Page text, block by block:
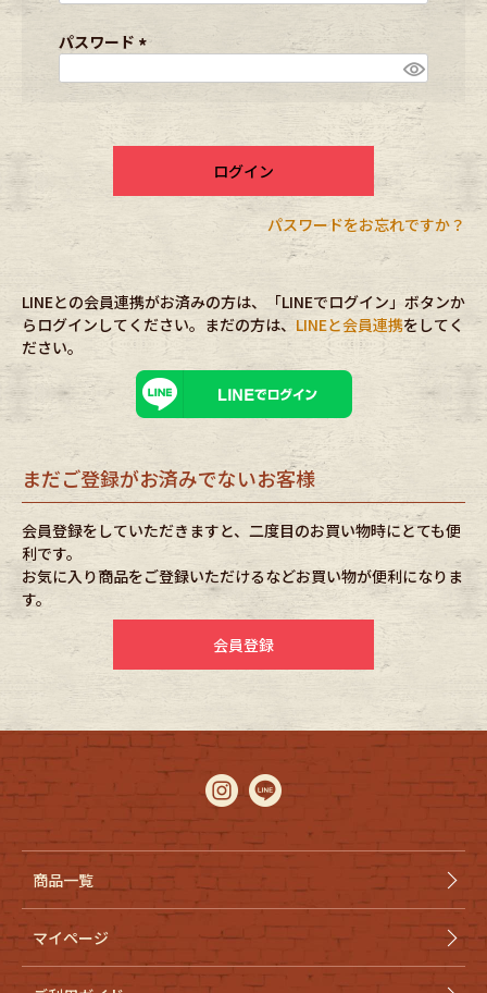
スタッフコーディネート
年代から探す
メンズ商品カテゴリーから探す
Tops Outer
Bottoms Fafatt
レディース商品カテゴリーから探す
Bottoms
Outer One Piece
Fafatt
小物・アクセサリーから探す
Eye Wear
Stall・Scarf
Accessory
Belt antique goods
Keyring vintage bicycle
FAFATT
)
パスワード
ログイン
パスワードをお忘れですか？
LINEとの会員連携がお済みの方は、「LINEでログイン」ボタンか
らログインしてください。まだの方は、 LINEと会員連携をしてく
ださい。
まだご登録がお済みでないお客様
会員登録をしていただきますと、二度目のお買い物時にとても便
利です。
お気に入り商品をご登録いただけるなどお買い物が便利になりま
す。
会員登録
商品一覧
マイページ